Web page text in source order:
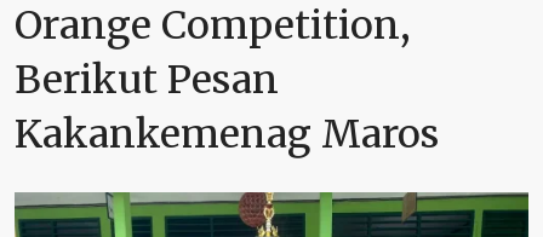
Orange Competition,
Berikut Pesan
Kakankemenag Maros